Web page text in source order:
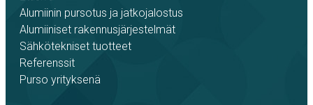
Alumiinin pursotus ja jatkojalostus
Alumiiniset rakennusjärjestelmät
Sähkötekniset tuotteet
Referenssit
Purso yrityksenä